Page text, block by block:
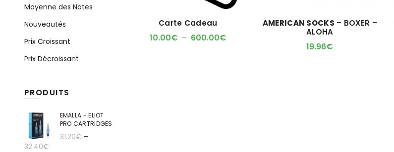
Carte Cadeau
10.00€ – 600.00€Plage
AMERICAN SOCKS – BOXER –
ALOHA
19.96€
Moyenne des Notes
Nouveautés
Prix Croissant
Prix Décroissant
PRODUITS
EMALLA - ELIOT
PRO CARTRIDGES
31.20€ –
32.40€